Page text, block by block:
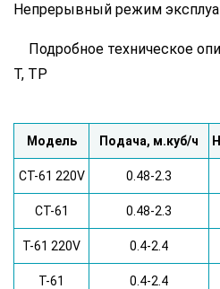
Непрерывный режим
Подробное техническое
T, TP
Модель Подача, м.куб/ч
CT-61 220V 0.48-2.3
CT-61 0.48-2.3
T-61 220V 0.4-2.4
T-61 0.4-2.4